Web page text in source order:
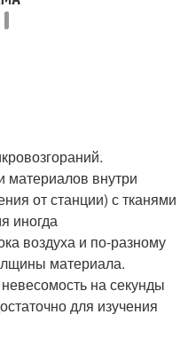
материалов внутри
от станции) с тканями
иногда
воздуха и по-разному
материала.
на секунды
для изучения